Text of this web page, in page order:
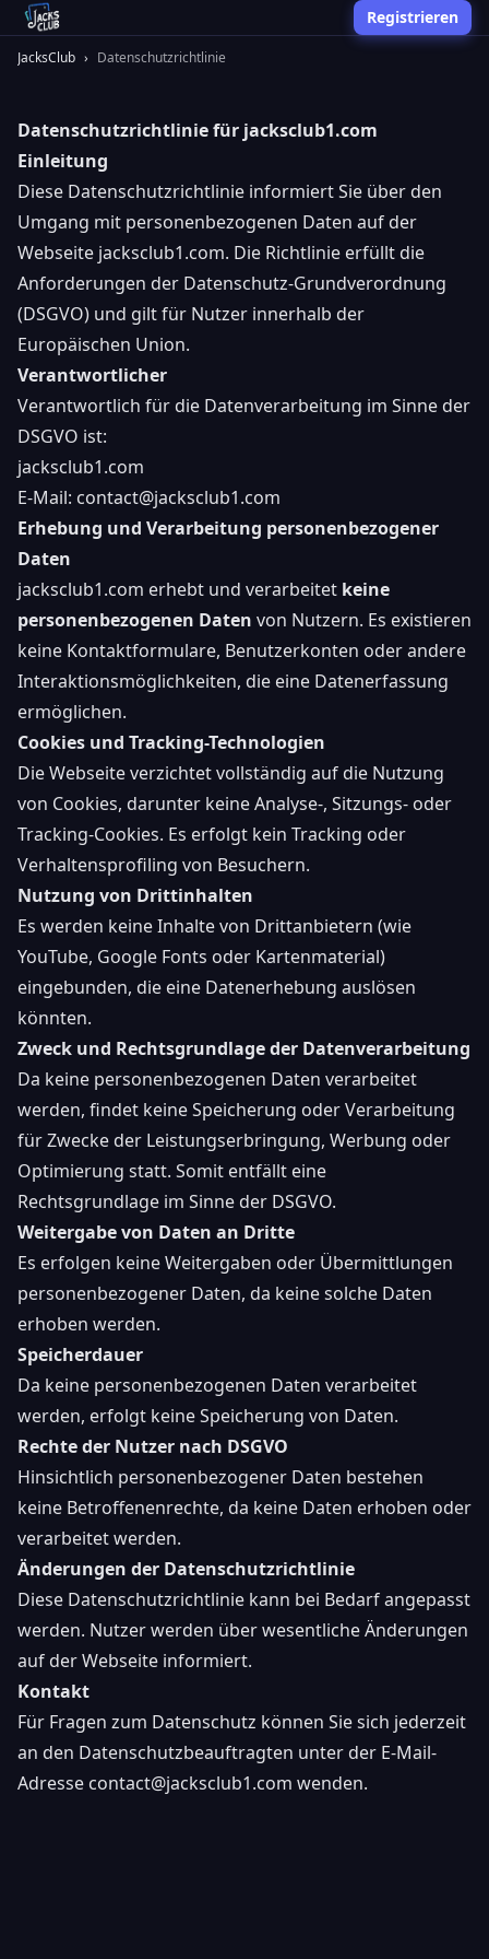
Registrieren
JacksClub › Datenschutzrichtlinie
Datenschutzrichtlinie für jacksclub1.com
Einleitung
Diese Datenschutzrichtlinie informiert Sie über den
Umgang mit personenbezogenen Daten auf der
Webseite jacksclub1.com. Die Richtlinie erfüllt die
Anforderungen der Datenschutz-Grundverordnung
(DSGVO) und gilt für Nutzer innerhalb der
Europäischen Union.
Verantwortlicher
Verantwortlich für die Datenverarbeitung im Sinne der
DSGVO ist:
jacksclub1.com
E-Mail: contact@jacksclub1.com
Erhebung und Verarbeitung personenbezogener
Daten
jacksclub1.com erhebt und verarbeitet keine
personenbezogenen Daten von Nutzern. Es existieren
keine Kontaktformulare, Benutzerkonten oder andere
Interaktionsmöglichkeiten, die eine Datenerfassung
ermöglichen.
Cookies und Tracking-Technologien
Die Webseite verzichtet vollständig auf die Nutzung
von Cookies, darunter keine Analyse-, Sitzungs- oder
Tracking-Cookies. Es erfolgt kein Tracking oder
Verhaltensprofiling von Besuchern.
Nutzung von Drittinhalten
Es werden keine Inhalte von Drittanbietern (wie
YouTube, Google Fonts oder Kartenmaterial)
eingebunden, die eine Datenerhebung auslösen
könnten.
Zweck und Rechtsgrundlage der Datenverarbeitung
Da keine personenbezogenen Daten verarbeitet
werden, findet keine Speicherung oder Verarbeitung
für Zwecke der Leistungserbringung, Werbung oder
Optimierung statt. Somit entfällt eine
Rechtsgrundlage im Sinne der DSGVO.
Weitergabe von Daten an Dritte
Es erfolgen keine Weitergaben oder Übermittlungen
personenbezogener Daten, da keine solche Daten
erhoben werden.
Speicherdauer
Da keine personenbezogenen Daten verarbeitet
werden, erfolgt keine Speicherung von Daten.
Rechte der Nutzer nach DSGVO
Hinsichtlich personenbezogener Daten bestehen
keine Betroffenenrechte, da keine Daten erhoben oder
verarbeitet werden.
Änderungen der Datenschutzrichtlinie
Diese Datenschutzrichtlinie kann bei Bedarf angepasst
werden. Nutzer werden über wesentliche Änderungen
auf der Webseite informiert.
Kontakt
Für Fragen zum Datenschutz können Sie sich jederzeit
an den Datenschutzbeauftragten unter der E-Mail-
Adresse contact@jacksclub1.com wenden.